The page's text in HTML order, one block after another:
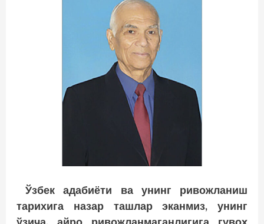
Ўзбек адабиёти ва унинг ривожланиш
тарихига назар ташлар эканмиз, унинг